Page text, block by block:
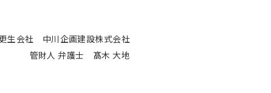
生会社 中川企画建設株式会社
管財人 弁護士 髙木 大地